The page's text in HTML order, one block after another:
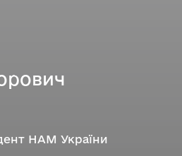
НАМ України